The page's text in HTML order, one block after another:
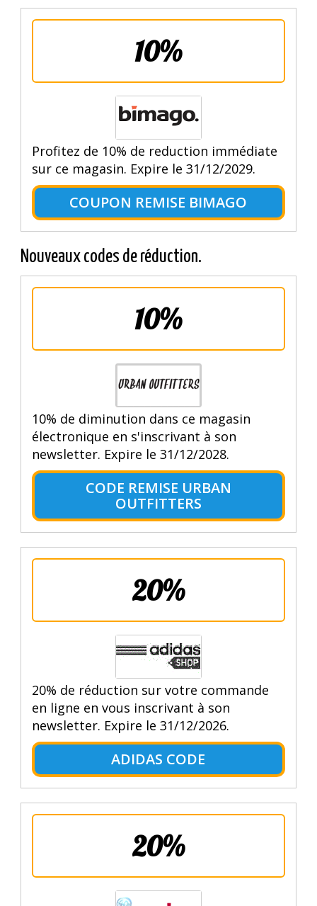
10%
Profitez de 10% de reduction immédiate
sur ce magasin. Expire le 31/12/2029.
COUPON REMISE BIMAGO
Nouveaux codes de réduction.
10%
10% de diminution dans ce magasin
électronique en s'inscrivant à son
newsletter. Expire le 31/12/2028.
CODE REMISE URBAN
OUTFITTERS
20%
20% de réduction sur votre commande
en ligne en vous inscrivant à son
newsletter. Expire le 31/12/2026.
ADIDAS CODE
20%